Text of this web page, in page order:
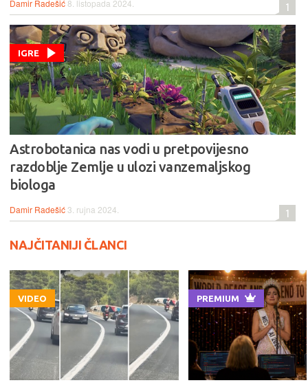
Damir Radešić8. listopada 2024. 1
IGRE
Astrobotanica nas vodi u pretpovijesno
razdoblje Zemlje u ulozi vanzemaljskog
biologa
Damir Radešić 3. rujna 2024. 1
NAJČITANIJI ČLANCI
VIDEO PREMIUM